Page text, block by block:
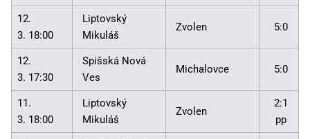
12.
3. 18:00
Liptovský
Mikuláš
Zvolen 5:0
12.
3. 17:30
Spišská Nová
Ves
Michalovce 5:0
11.
3. 18:00
Liptovský
Mikuláš
Zvolen
2:1
pp